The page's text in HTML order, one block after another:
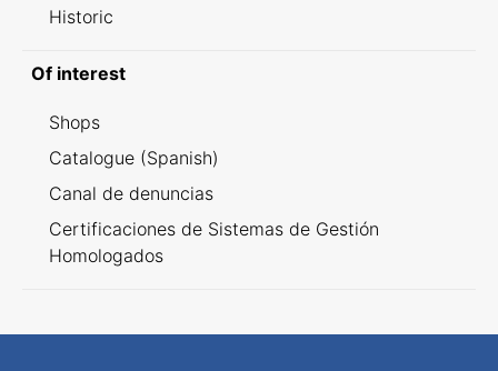
Historic
Of interest
Shops
Catalogue (Spanish)
Canal de denuncias
Certificaciones de Sistemas de Gestión
Homologados